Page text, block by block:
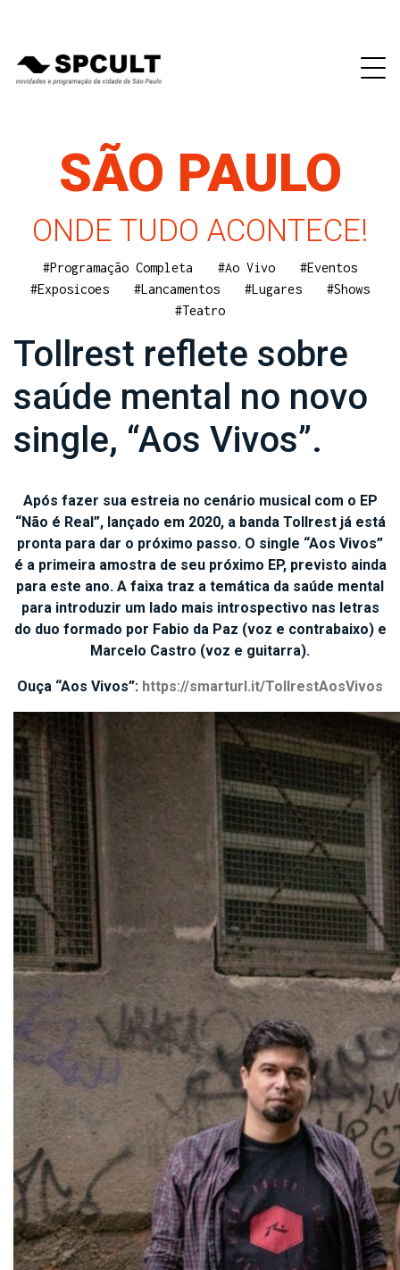
SÃO PAULO
ONDE TUDO ACONTECE!
#Programação Completa #Ao Vivo
#Eventos
#Exposicoes
#Lancamentos #Lugares
#Shows
#Teatro
Tollrest reflete sobre
saúde mental no novo
single, “Aos Vivos”.
Após fazer sua estreia no cenário musical com o EP
“Não é Real”, lançado em 2020, a banda Tollrest já está
pronta para dar o próximo passo. O single “Aos Vivos”
é a primeira amostra de seu próximo EP, previsto ainda
para este ano. A faixa traz a temática da saúde mental
para introduzir um lado mais introspectivo nas letras
do duo formado por Fabio da Paz (voz e contrabaixo) e
Marcelo Castro (voz e guitarra).
Ouça “Aos Vivos”: https://smarturl.it/TollrestAosVivos